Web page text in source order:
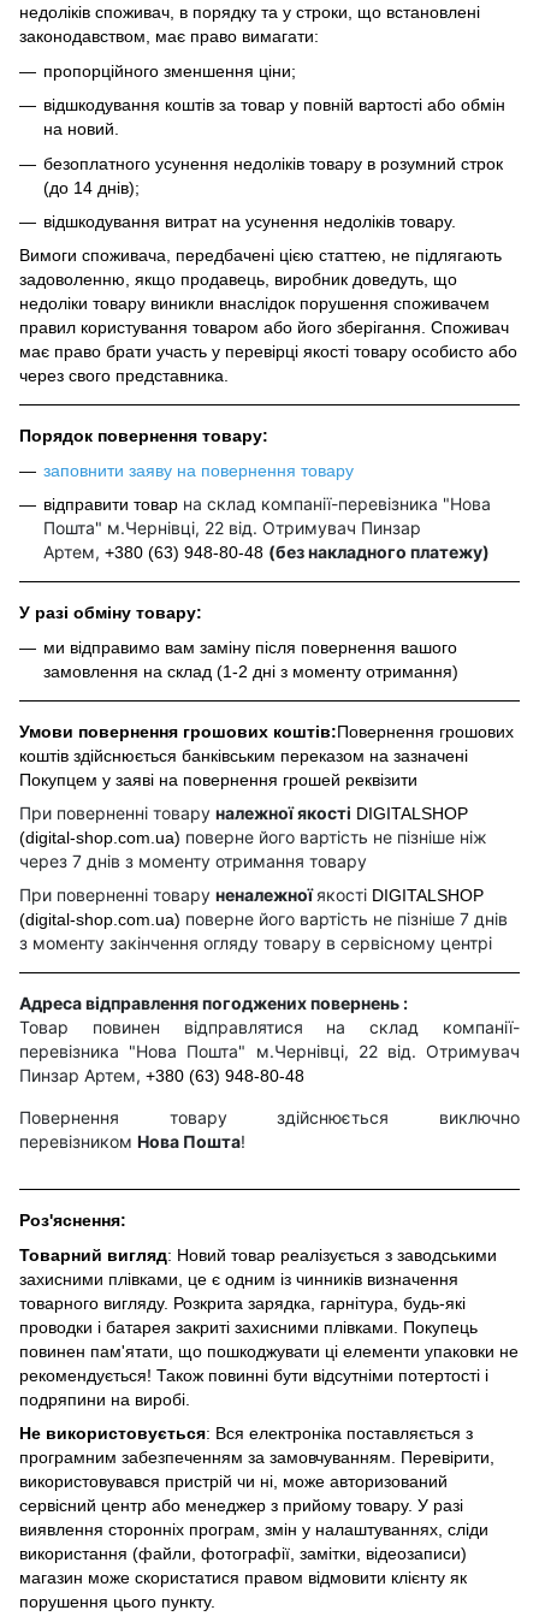
недоліків споживач, в порядку та у строки, що встановлені
законодавством, має право вимагати:
пропорційного зменшення ціни;
відшкодування коштів за товар у повній вартості або обмін
на новий.
безоплатного усунення недоліків товару в розумний строк
(до 14 днів);
відшкодування витрат на усунення недоліків товару.
Вимоги споживача, передбачені цією статтею, не підлягають
задоволенню, якщо продавець, виробник доведуть, що
недоліки товару виникли внаслідок порушення споживачем
правил користування товаром або його зберігання. Споживач
має право брати участь у перевірці якості товару особисто або
через свого представника.
Порядок повернення товару:
заповнити заяву на повернення товару
відправити товар на склад компанії-перевізника "Нова
Пошта" м.Чернівці, 22 від. Отримувач Пинзар
Артем, +380 (63) 948-80-48 (без накладного платежу)
У разі обміну товару:
ми відправимо вам заміну після повернення вашого
замовлення на склад (1-2 дні з моменту отримання)
Умови повернення грошових коштів:Повернення грошових
коштів здійснюється банківським переказом на зазначені
Покупцем у заяві на повернення грошей реквізити
При поверненні товару належної якості DIGITALSHOP
(digital-shop.com.ua) поверне його вартість не пізніше ніж
через 7 днів з моменту отримання товару
При поверненні товару неналежноїякості DIGITALSHOP
(digital-shop.com.ua) поверне його вартість не пізніше 7 днів
з моменту закінчення огляду товару в сервісному центрі
Адреса відправлення погоджених повернень :
Товар повинен відправлятися на склад компанії-
перевізника "Нова Пошта" м.Чернівці, 22 від. Отримувач
Пинзар Артем, +380 (63) 948-80-48
Повернення товару здійснюється виключно
перевізником Нова Пошта!
Роз'яснення:
Товарний вигляд: Новий товар реалізується з заводськими
захисними плівками, це є одним із чинників визначення
товарного вигляду. Розкрита зарядка, гарнітура, будь-які
проводки і батарея закриті захисними плівками. Покупець
повинен пам'ятати, що пошкоджувати ці елементи упаковки не
рекомендується! Також повинні бути відсутніми потертості і
подряпини на виробі.
Не використовується: Вся електроніка поставляється з
програмним забезпеченням за замовчуванням. Перевірити,
використовувався пристрій чи ні, може авторизований
сервісний центр або менеджер з прийому товару. У разі
виявлення сторонніх програм, змін у налаштуваннях, сліди
використання (файли, фотографії, замітки, відеозаписи)
магазин може скористатися правом відмовити клієнту як
порушення цього пункту.